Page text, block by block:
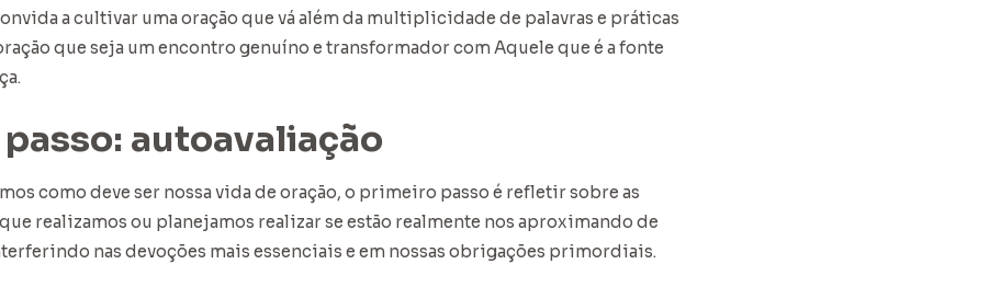
a cultivar uma oração que vá além da multiplicidade de palavras e práticas
que seja um encontro genuíno e transformador com Aquele que é a fonte
autoavaliação
como deve ser nossa vida de oração, o primeiro passo é refletir sobre as
realizamos ou planejamos realizar se estão realmente nos aproximando de
nas devoções mais essenciais e em nossas obrigações primordiais.